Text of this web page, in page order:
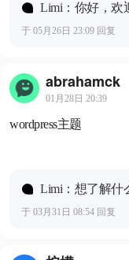
Limi：你好，欢
于 05月26日 23:09 回复
abrahamck
01月28日 20:39
wordpress主题
Limi：想了解什
于 03月31日 08:54 回复